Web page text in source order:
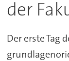
der
Der erste Tag